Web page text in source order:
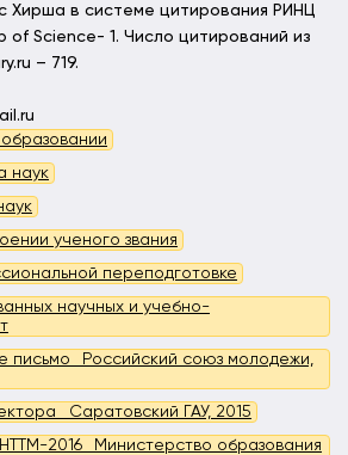
Хирша в системе цитирования РИНЦ
of Science- 1. Число цитирований из
– 719.
наук
ученого звания
переподготовке
научных и учебно-
письмо_ Российский союз молодежи,
Саратовский ГАУ, 2015
2016_ Министерство образования